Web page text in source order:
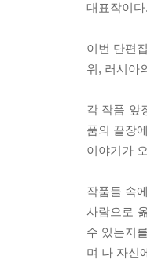
대표작이다.
이번 단편
위, 러시아
각 작품 앞
품의 끝장
이야기가
작품들 속
사람으로
수 있는지
며 나 자신